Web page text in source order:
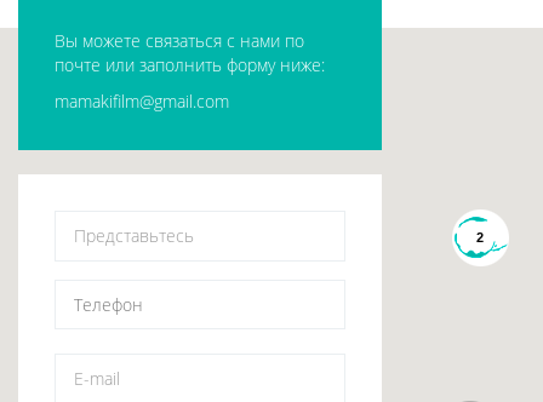
2
Вы можете связаться с нами по
почте или заполнить форму ниже:
mamakifilm@gmail.com